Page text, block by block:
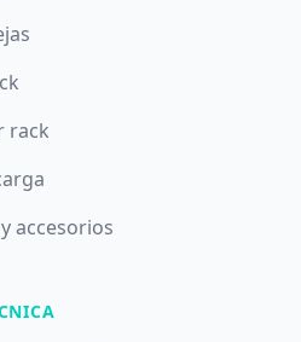
rack
accesorios